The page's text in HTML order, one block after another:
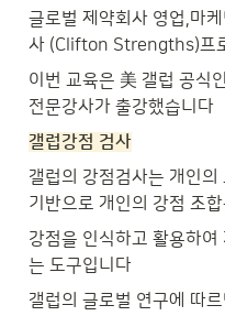
글로벌 제약회사 영업,마
사 (Clifton Strengths)프
이번 교육은 美 갤럽 공식
전문강사가 출강했습니다
갤럽강점 검사
갤럽의 강점검사는 개인
기반으로 개인의 강점 조
강점을 인식하고 활용하여
는 도구입니다
갤럽의 글로벌 연구에 따